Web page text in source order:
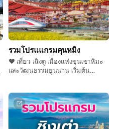
รวมโปรแแกรมคุนหมิง
❤️ เที่ยว เฉิงตู เมืองแห่งขุนเขาหิมะ
และวัฒนธรรมยูนนาน เริ่มต้น
Airasia (FD)